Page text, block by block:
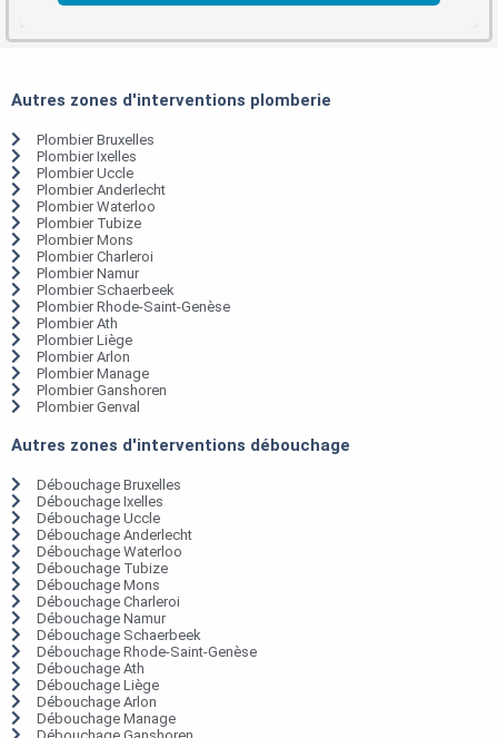
Autres zones d'interventions plomberie
Plombier Bruxelles
Plombier Ixelles
Plombier Uccle
Plombier Anderlecht
Plombier Waterloo
Plombier Tubize
Plombier Mons
Plombier Charleroi
Plombier Namur
Plombier Schaerbeek
Plombier Rhode-Saint-Genèse
Plombier Ath
Plombier Liège
Plombier Arlon
Plombier Manage
Plombier Ganshoren
Plombier Genval
Autres zones d'interventions débouchage
Débouchage Bruxelles
Débouchage Ixelles
Débouchage Uccle
Débouchage Anderlecht
Débouchage Waterloo
Débouchage Tubize
Débouchage Mons
Débouchage Charleroi
Débouchage Namur
Débouchage Schaerbeek
Débouchage Rhode-Saint-Genèse
Débouchage Ath
Débouchage Liège
Débouchage Arlon
Débouchage Manage